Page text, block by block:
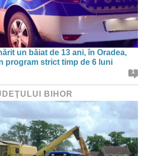
un băiat de 13 ani, în Oradea,
program strict timp de 6 luni
1
BIHOR